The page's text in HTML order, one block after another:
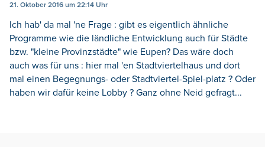
21. Oktober 2016 um 22:14 Uhr
Ich hab' da mal 'ne Frage : gibt es eigentlich ähnliche
Programme wie die ländliche Entwicklung auch für Städte
bzw. "kleine Provinzstädte" wie Eupen? Das wäre doch
auch was für uns : hier mal 'en Stadtviertelhaus und dort
mal einen Begegnungs- oder Stadtviertel-Spiel-platz ? Oder
haben wir dafür keine Lobby ? Ganz ohne Neid gefragt...